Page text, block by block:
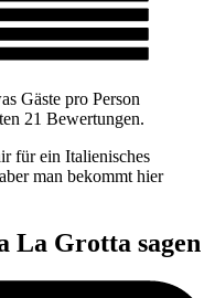
Gäste pro Person
21 Bewertungen.
für ein Italienisches
man bekommt hier
La Grotta sagen